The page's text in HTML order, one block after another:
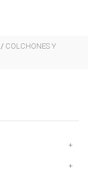
/ COLCHONES Y